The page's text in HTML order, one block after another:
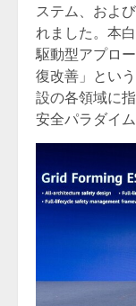
ステム、およ
れました。本
駆動型アプロ
復改善」とい
設の各領域に
安全パラダイ